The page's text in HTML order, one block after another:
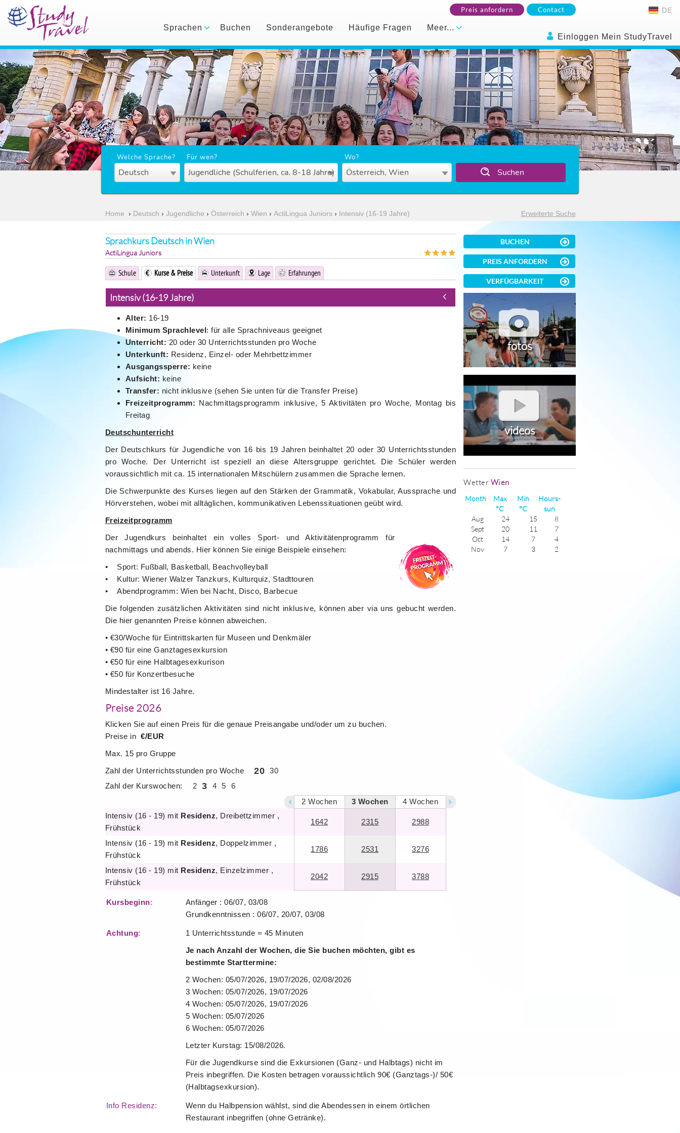
Preis anfordern Contact DE
Einloggen Mein StudyTravel
Sprachen Buchen Sonderangebote Häufige Fragen Meer...
Welche Sprache?
Deutsch
Für wen?
Jugendliche (Schulferien, ca. 8-18 Jahre)
Wo?
Österreich, Wien Suchen
Home › Deutsch › Jugendliche › Österreich › Wien › ActiLingua Juniors› Intensiv (16-19 Jahre) Erweiterte Suche
Sprachkurs Deutsch in Wien
ActiLingua Juniors
Schule Kurse & Preise Unterkunft Lage Erfahrungen
Intensiv (16-19 Jahre)
Alter: 16-19
Minimum Sprachlevel: für alle Sprachniveaus geeignet
Unterricht: 20 oder 30 Unterrichtsstunden pro Woche
Unterkunft: Residenz, Einzel- oder Mehrbettzimmer
Ausgangssperre: keine
Aufsicht: keine
Transfer: nicht inklusive (sehen Sie unten für die Transfer Preise)
Freizeitprogramm: Nachmittagsprogramm inklusive, 5 Aktivitäten pro Woche, Montag bis
Freitag
Deutschunterricht
Der Deutschkurs für Jugendliche von 16 bis 19 Jahren beinhaltet 20 oder 30 Unterrichtsstunden
pro Woche. Der Unterricht ist speziell an diese Altersgruppe gerichtet. Die Schüler werden
voraussichtlich mit ca. 15 internationalen Mitschülern zusammen die Sprache lernen.
Die Schwerpunkte des Kurses liegen auf den Stärken der Grammatik, Vokabular, Aussprache und
Hörverstehen, wobei mit alltäglichen, kommunikativen Lebenssituationen geübt wird.
Freizeitprogramm
Der Jugendkurs beinhaltet ein volles Sport- und Aktivitätenprogramm für
nachmittags und abends. Hier können Sie einige Beispiele einsehen:
• Sport: Fußball, Basketball, Beachvolleyball
• Kultur: Wiener Walzer Tanzkurs, Kulturquiz, Stadttouren
• Abendprogramm: Wien bei Nacht, Disco, Barbecue
Die folgenden zusätzlichen Aktivitäten sind nicht inklusive, können aber via uns gebucht werden.
Die hier genannten Preise können abweichen.
• €30/Woche für Eintrittskarten für Museen und Denkmäler
• €90 für eine Ganztagesexkursion
• €50 für eine Halbtagesexkurison
• €50 für Konzertbesuche
Mindestalter ist 16 Jahre.
Preise 2026
Klicken Sie auf einen Preis für die genaue Preisangabe und/oder um zu buchen.
Preise in €/EUR
Max. 15 pro Gruppe
Zahl der Unterrichtsstunden pro Woche
20 30
Zahl der Kurswochen:
2 3 4 5
6
2 Wochen 3 Wochen 4 Wochen
Intensiv (16 - 19) mit Residenz, Dreibettzimmer ,
Frühstück
1642 2315 2988
Intensiv (16 - 19) mit Residenz, Doppelzimmer ,
Frühstück
1786 2531 3276
Intensiv (16 - 19) mit Residenz, Einzelzimmer ,
Frühstück
2042 2915 3788
Kursbeginn:
Anfänger : 06/07, 03/08
Grundkenntnissen : 06/07, 20/07, 03/08
Achtung:
1 Unterrichtsstunde = 45 Minuten
Je nach Anzahl der Wochen, die Sie buchen möchten, gibt es
bestimmte Starttermine:
2 Wochen: 05/07/2026, 19/07/2026, 02/08/2026
3 Wochen: 05/07/2026, 19/07/2026
4 Wochen: 05/07/2026, 19/07/2026
5 Wochen: 05/07/2026
6 Wochen: 05/07/2026
Letzter Kurstag: 15/08/2026.
Für die Jugendkurse sind die Exkursionen (Ganz- und Halbtags) nicht im
Preis inbegriffen. Die Kosten betragen voraussichtlich 90€ (Ganztags-)/ 50€
(Halbtagsexkursion).
Info Residenz:
Wenn du Halbpension wählst, sind die Abendessen in einem örtlichen
Restaurant inbegriffen (ohne Getränke).
BUCHEN
PREIS ANFORDERN
VERFÜGBARKEIT
fotos
videos
Wetter Wien
Month
Max
°C
Min
°C
Hours-
sun
Aug
24 15
8
Sept
20 11
7
Oct
14 7
4
Nov
7 3
2